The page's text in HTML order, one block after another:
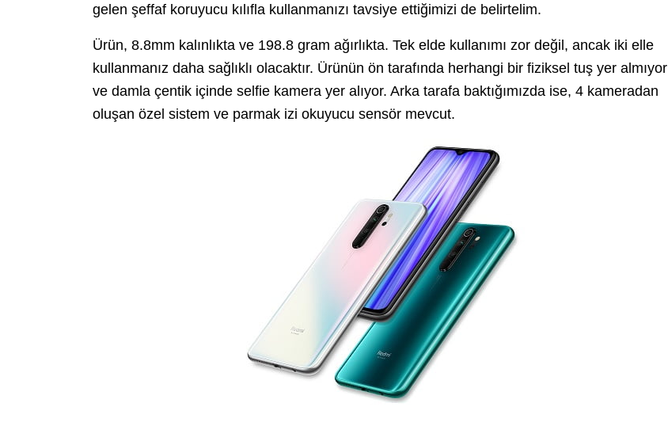
gelen şeffaf koruyucu kılıfla kullanmanızı tavsiye ettiğimizi de belirtelim.
Ürün, 8.8mm kalınlıkta ve 198.8 gram ağırlıkta. Tek elde kullanımı zor değil, ancak iki elle
kullanmanız daha sağlıklı olacaktır. Ürünün ön tarafında herhangi bir fiziksel tuş yer almıyor
ve damla çentik içinde selfie kamera yer alıyor. Arka tarafa baktığımızda ise, 4 kameradan
oluşan özel sistem ve parmak izi okuyucu sensör mevcut.